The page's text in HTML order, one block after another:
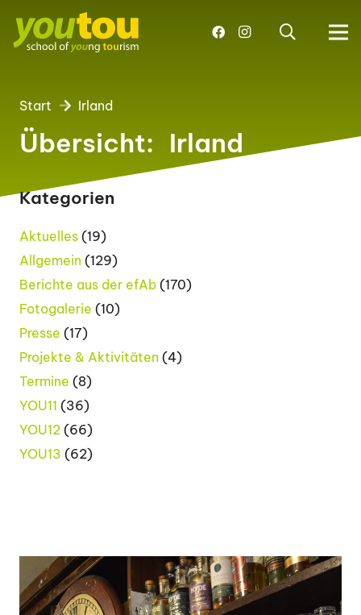
Start Irland
Übersicht: Irland
Kategorien
Aktuelles (19)
Allgemein (129)
Berichte aus der efAb (170)
Fotogalerie (10)
Presse (17)
Projekte & Aktivitäten (4)
Termine (8)
YOU11 (36)
YOU12 (66)
YOU13 (62)